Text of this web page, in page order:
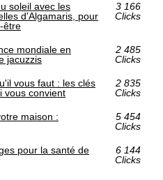
soleil avec les
d'Algamaris, pour
être
3 166
Clicks
mondiale en
jacuzzis
2 485
Clicks
vous faut : les clés
vous convient
2 835
Clicks
maison :
5 454
Clicks
pour la santé de
6 144
Clicks